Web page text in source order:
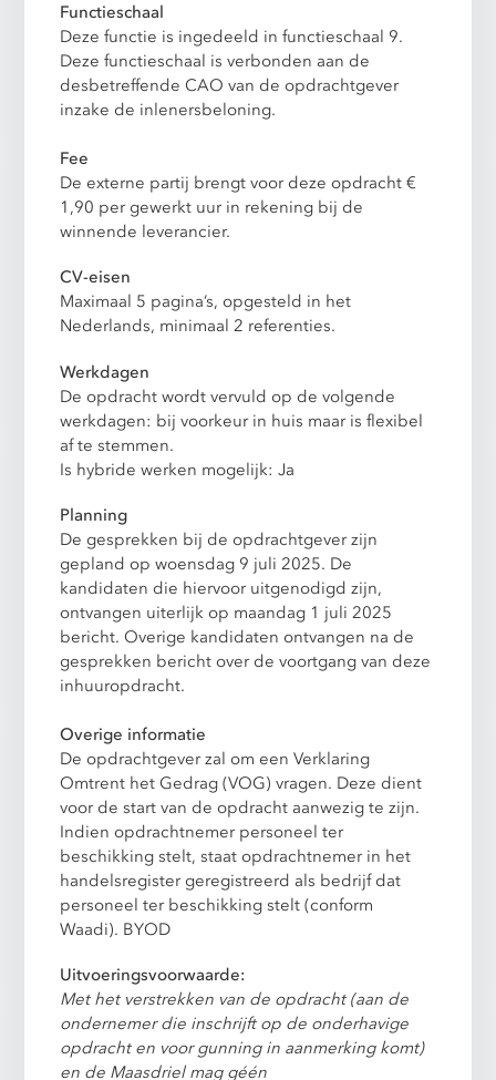
Functieschaal
Deze functie is ingedeeld in functieschaal 9.
Deze functieschaal is verbonden aan de
desbetreffende CAO van de opdrachtgever
inzake de inlenersbeloning.
Fee
De externe partij brengt voor deze opdracht €
1,90 per gewerkt uur in rekening bij de
winnende leverancier.
CV-eisen
Maximaal 5 pagina’s, opgesteld in het
Nederlands, minimaal 2 referenties.
Werkdagen
De opdracht wordt vervuld op de volgende
werkdagen: bij voorkeur in huis maar is flexibel
af te stemmen.
Is hybride werken mogelijk: Ja
Planning
De gesprekken bij de opdrachtgever zijn
gepland op woensdag 9 juli 2025. De
kandidaten die hiervoor uitgenodigd zijn,
ontvangen uiterlijk op maandag 1 juli 2025
bericht. Overige kandidaten ontvangen na de
gesprekken bericht over de voortgang van deze
inhuuropdracht.
Overige informatie
De opdrachtgever zal om een Verklaring
Omtrent het Gedrag (VOG) vragen. Deze dient
voor de start van de opdracht aanwezig te zijn.
Indien opdrachtnemer personeel ter
beschikking stelt, staat opdrachtnemer in het
handelsregister geregistreerd als bedrijf dat
personeel ter beschikking stelt (conform
Waadi). BYOD
Uitvoeringsvoorwaarde:
Met het verstrekken van de opdracht (aan de
ondernemer die inschrijft op de onderhavige
opdracht en voor gunning in aanmerking komt)
en de Maasdriel mag géén